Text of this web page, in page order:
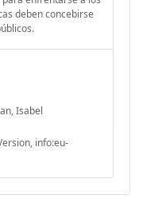
deben concebirse
Isabel
info:eu-